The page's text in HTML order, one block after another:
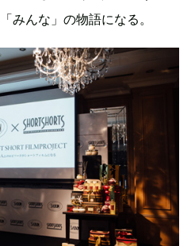
みんな」の物語になる。